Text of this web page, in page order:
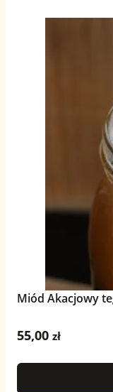
Miód Akacjowy
55,00zł